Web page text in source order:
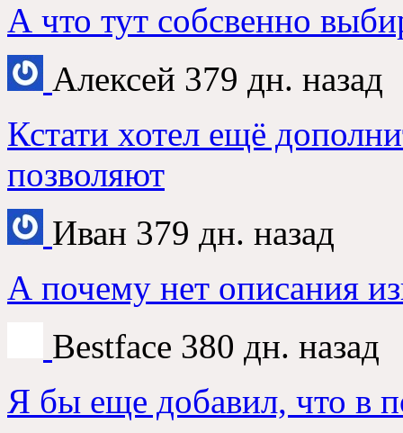
А что тут собсвенно
Алексей 379 дн. назад
Кстати хотел ещё
позволяют
Иван 379 дн. назад
А почему нет описания
Bestface 380 дн. назад
Я бы еще добавил, что в